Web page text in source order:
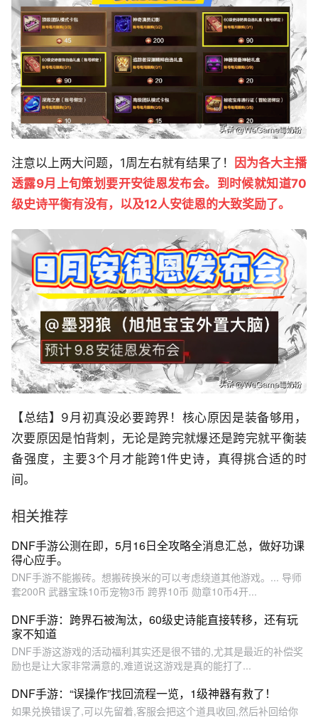
注意以上两大问题，1周左右就有结果了！
因为各大主播
透露9月上旬策划要开安徒恩发布会。到时候就知道70
级史诗平衡有没有，以及12人安徒恩的大致奖励了。
【总结】9月初真没必要跨界！核心原因是装备够用，
次要原因是怕背刺，无论是跨完就爆还是跨完就平衡装
备强度，主要3个月才能跨1件史诗，真得挑合适的时
间。
相关推荐
DNF手游公测在即，5月16日全攻略全消息汇总，做好功课
得心应手。
DNF手游不能搬砖。想搬砖换米的可以考虑绕道其他游戏。... 导师
套200R 武器宝珠10币宠物3币 跨界10币 勋章10币4开...
DNF手游：跨界石被淘汰，60级史诗能直接转移，还有玩
家不知道
DNF手游这游戏的活动福利其实还是很不错的,尤其是最近的补偿奖
励也是让大家非常满意的,难道说这游戏是真的能打了...
DNF手游：“误操作”找回流程一览，1级神器有救了！
如果兑换错误了,可以先留着,客服会把这个道具收回,然后补回给你